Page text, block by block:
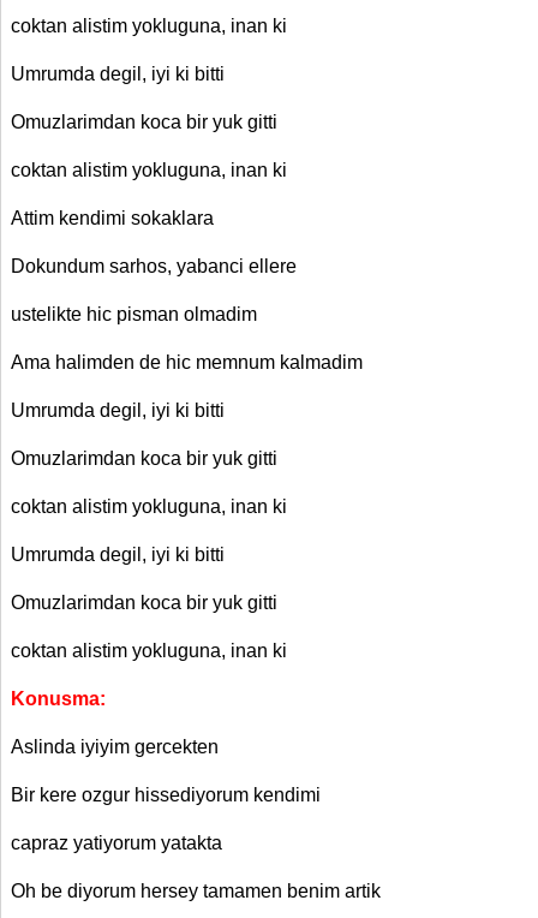
coktan alistim yokluguna, inan ki
Umrumda degil, iyi ki bitti
Omuzlarimdan koca bir yuk gitti
coktan alistim yokluguna, inan ki
Attim kendimi sokaklara
Dokundum sarhos, yabanci ellere
ustelikte hic pisman olmadim
Ama halimden de hic memnum kalmadim
Umrumda degil, iyi ki bitti
Omuzlarimdan koca bir yuk gitti
coktan alistim yokluguna, inan ki
Umrumda degil, iyi ki bitti
Omuzlarimdan koca bir yuk gitti
coktan alistim yokluguna, inan ki
Konusma:
Aslinda iyiyim gercekten
Bir kere ozgur hissediyorum kendimi
capraz yatiyorum yatakta
Oh be diyorum hersey tamamen benim artik